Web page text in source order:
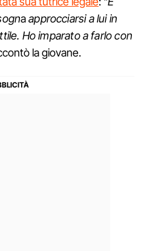
aapprocciarsi a lui in
Ho imparato a farlo con
la giovane.